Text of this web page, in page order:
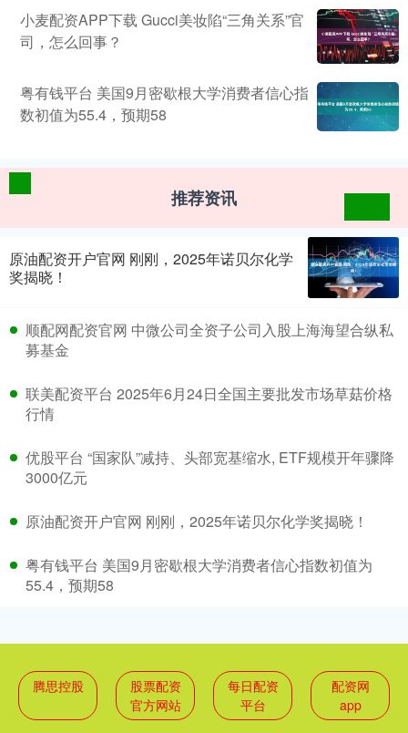
小麦配资APP下载 Gucci美妆陷“三角关系”官
司，怎么回事？
粤有钱平台 美国9月密歇根大学消费者信心指
数初值为55.4，预期58
推荐资讯
原油配资开户官网 刚刚，2025年诺贝尔化学
奖揭晓！
顺配网配资官网 中微公司全资子公司入股上海海望合纵私
募基金
联美配资平台 2025年6月24日全国主要批发市场草菇价格
行情
优股平台 “国家队”减持、头部宽基缩水, ETF规模开年骤降
3000亿元
原油配资开户官网 刚刚，2025年诺贝尔化学奖揭晓！
粤有钱平台 美国9月密歇根大学消费者信心指数初值为
55.4，预期58
腾思控股
股票配资
官方网站
每日配资
平台
配资网
app